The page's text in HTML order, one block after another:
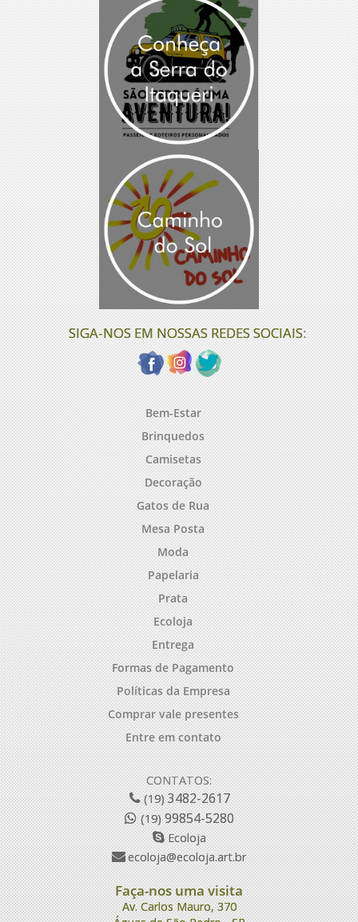
SIGA-NOS EM NOSSAS REDES SOCIAIS:
Bem-Estar
Brinquedos
Camisetas
Decoração
Gatos de Rua
Mesa Posta
Moda
Papelaria
Prata
Ecoloja
Entrega
Formas de Pagamento
Políticas da Empresa
Comprar vale presentes
Entre em contato
CONTATOS:
(19)3482-2617
(19)99854-5280
Ecoloja
ecoloja@ecoloja.art.br
Faça-nos uma visita
Av. Carlos Mauro, 370